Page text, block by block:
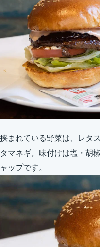
挟まれている野菜は、レタ
タマネギ。味付けは塩・胡
ャップです。